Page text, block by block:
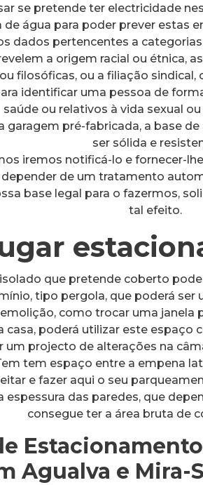
se pretende ter electricidade
de água para poder prever estas
dados pertencentes a
a origem racial ou étnica,
filosóficas, ou a filiação
identificar uma pessoa de
saúde ou relativos à vida sexual
garagem pré-fabricada, a base
ser sólida e
iremos notificá-lo e fornecer-
de um tratamento
base legal para o fazermos,
tal efeito.
que pretende coberto
tipo pergola, que poderá ser
como trocar uma janela
casa, poderá utilizar este espaço
um projecto de alterações na
tem espaço entre a empena
e fazer aqui o seu
espessura das paredes, que
consegue ter a área bruta de
Agualva e Mira-